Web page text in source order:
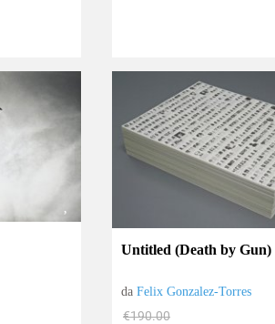
Untitled (Death by Gun)
daFelix Gonzalez-Torres
€190.00